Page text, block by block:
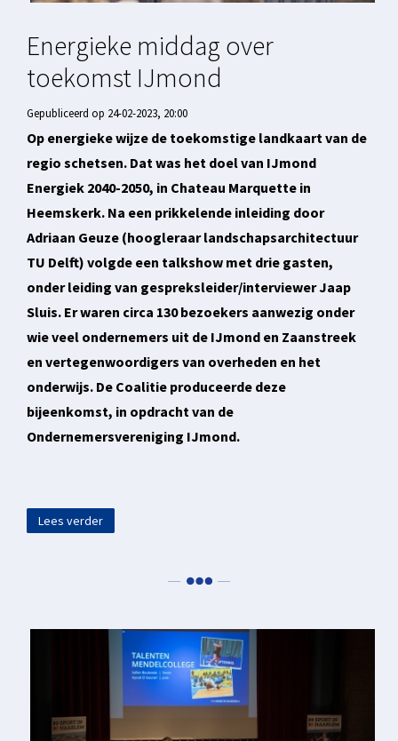
Energieke middag over
toekomst IJmond
Gepubliceerd op 24-02-2023, 20:00
Op energieke wijze de toekomstige landkaart van de
regio schetsen. Dat was het doel van IJmond
Energiek 2040-2050, in Chateau Marquette in
Heemskerk. Na een prikkelende inleiding door
Adriaan Geuze (hoogleraar landschapsarchitectuur
TU Delft) volgde een talkshow met drie gasten,
onder leiding van gespreksleider/interviewer Jaap
Sluis. Er waren circa 130 bezoekers aanwezig onder
wie veel ondernemers uit de IJmond en Zaanstreek
en vertegenwoordigers van overheden en het
onderwijs. De Coalitie produceerde deze
bijeenkomst, in opdracht van de
Ondernemersvereniging IJmond.
Lees verder